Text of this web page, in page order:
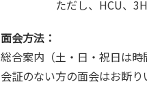
ただし、HCU、3HCU
面会方法：
総合案内（土・日・祝日は
会証のない方の面会はお断り